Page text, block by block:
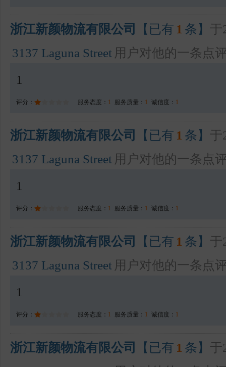
浙江新颜物流有限公司 【已有 1 条】 于
3137 Laguna Street 用户对他的一条点
1
评分： 服务态度： 1 服务质量： 1 诚信度： 1
浙江新颜物流有限公司 【已有 1 条】 于
3137 Laguna Street 用户对他的一条点
1
评分： 服务态度： 1 服务质量： 1 诚信度： 1
浙江新颜物流有限公司 【已有 1 条】 于
3137 Laguna Street 用户对他的一条点
1
评分： 服务态度： 1 服务质量： 1 诚信度： 1
浙江新颜物流有限公司 【已有 1 条】 于